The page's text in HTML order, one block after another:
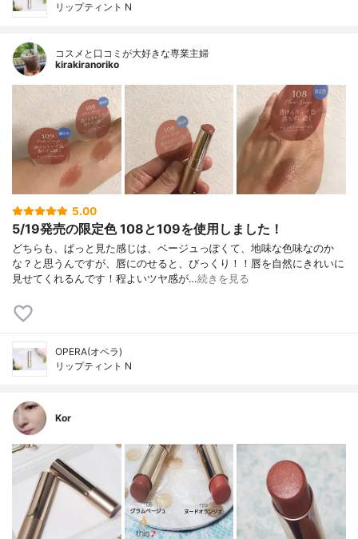
リップティント N
コスメと口コミが大好きな専業主婦
kirakiranoriko
5.00
5/19発売の限定色 108と109を使用しました！
どちらも、ぱっと見た感じは、ベージュっぽくて、地味な色味なのか
な？と思うんですが、唇にのせると、びっくり！！唇を自然にきれいに
見せてくれるんです！程よいツヤ感が…続きを見る
OPERA(オペラ)
リップティント N
Kor